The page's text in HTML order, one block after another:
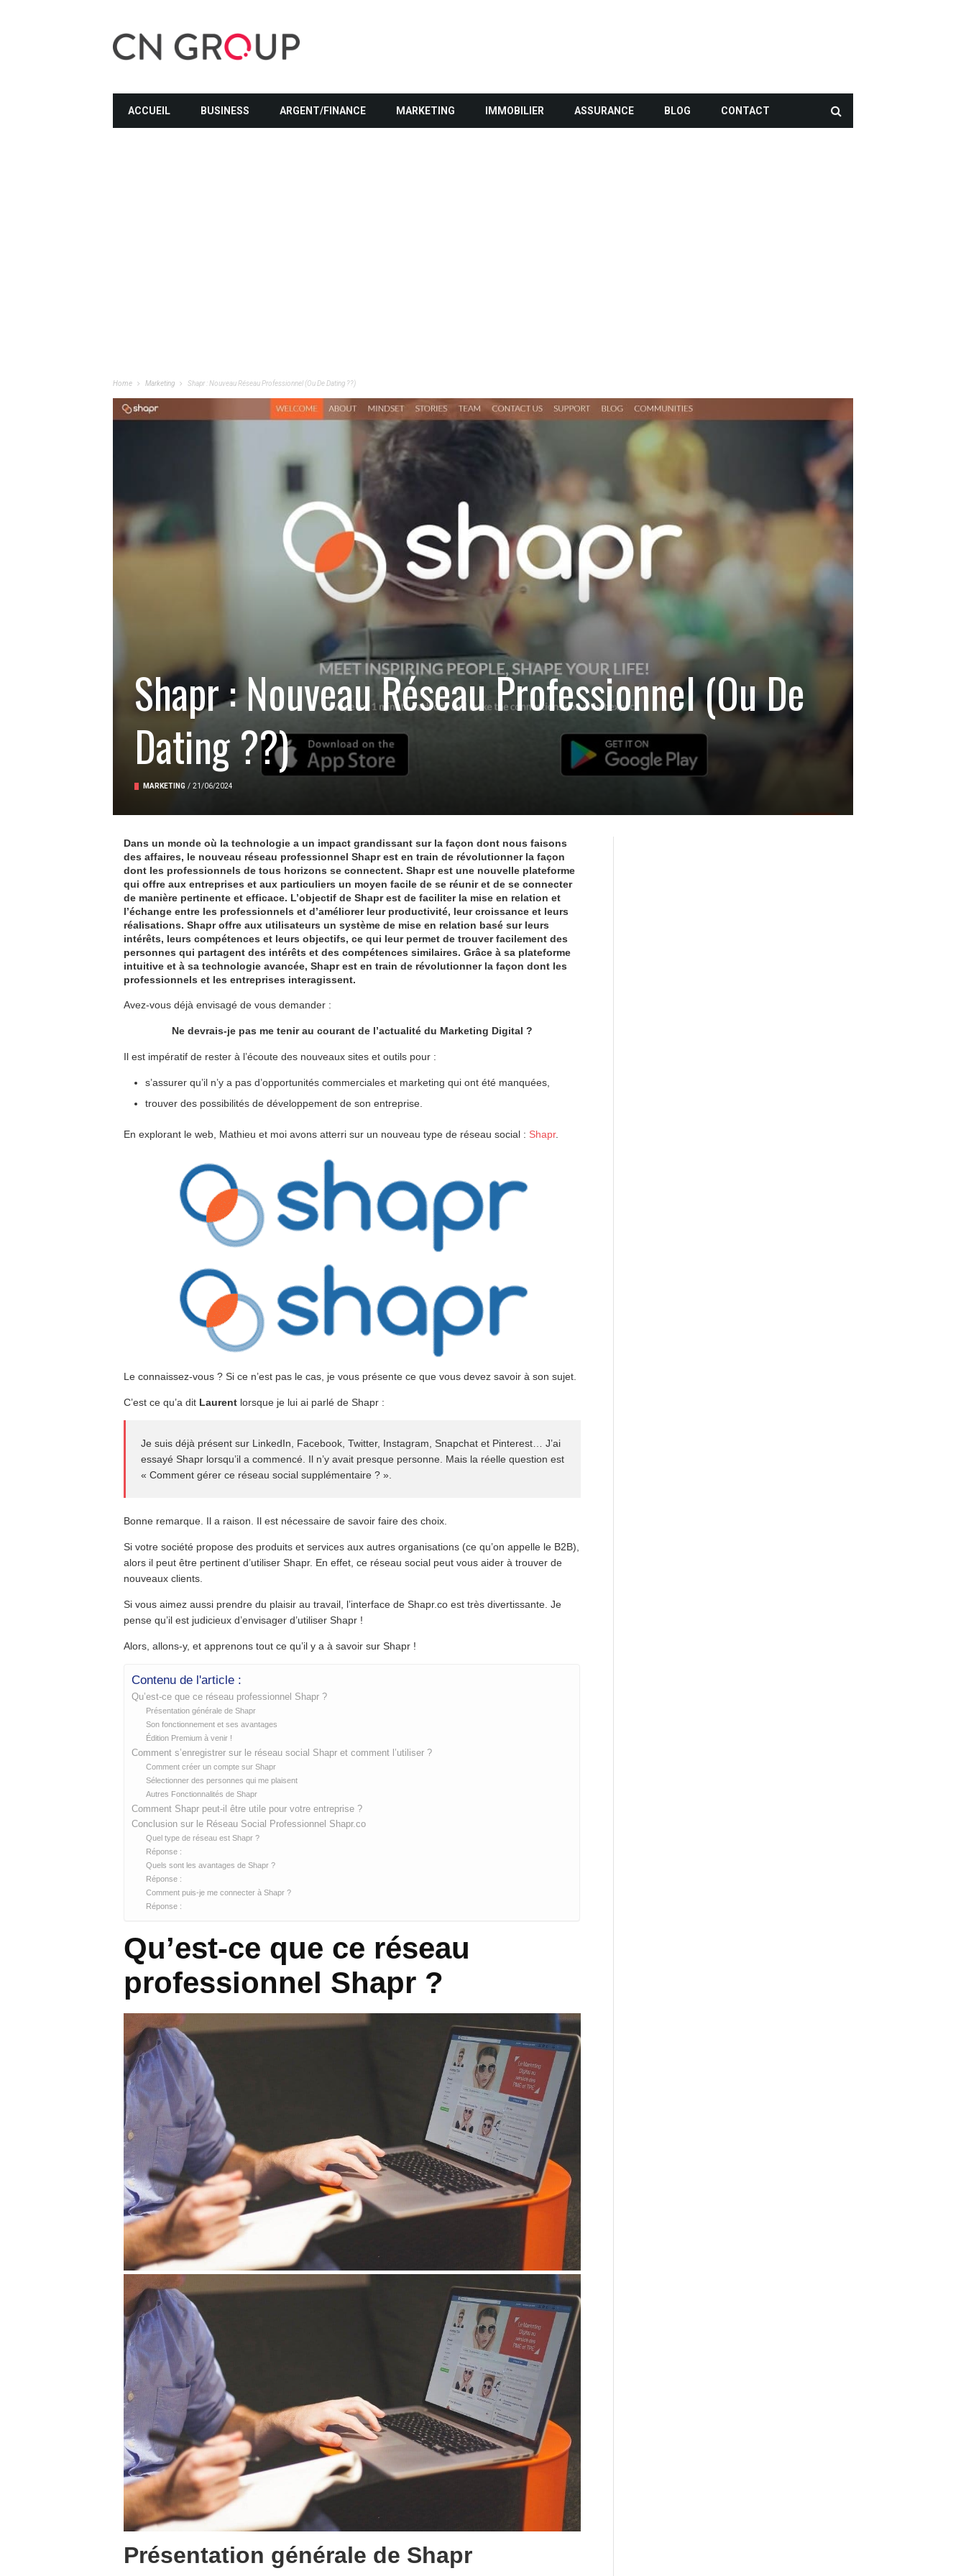
ACCUEIL BUSINESS ARGENT/FINANCE MARKETING IMMOBILIER ASSURANCE BLOG CONTACT
Home Marketing Shapr : Nouveau Réseau Professionnel (ou De Dating ??)
Shapr : Nouveau Réseau Professionnel (ou De
Dating ??)
MARKETING / 21/06/2024
Dans un monde où la technologie a un impact grandissant sur la façon dont nous faisons
des affaires, le nouveau réseau professionnel Shapr est en train de révolutionner la façon
dont les professionnels de tous horizons se connectent. Shapr est une nouvelle plateforme
qui offre aux entreprises et aux particuliers un moyen facile de se réunir et de se connecter
de manière pertinente et efficace. L’objectif de Shapr est de faciliter la mise en relation et
l’échange entre les professionnels et d’améliorer leur productivité, leur croissance et leurs
réalisations. Shapr offre aux utilisateurs un système de mise en relation basé sur leurs
intérêts, leurs compétences et leurs objectifs, ce qui leur permet de trouver facilement des
personnes qui partagent des intérêts et des compétences similaires. Grâce à sa plateforme
intuitive et à sa technologie avancée, Shapr est en train de révolutionner la façon dont les
professionnels et les entreprises interagissent.
Avez-vous déjà envisagé de vous demander :
Ne devrais-je pas me tenir au courant de l’actualité du Marketing Digital ?
Il est impératif de rester à l’écoute des nouveaux sites et outils pour :
s’assurer qu’il n’y a pas d’opportunités commerciales et marketing qui ont été manquées,
trouver des possibilités de développement de son entreprise.
En explorant le web, Mathieu et moi avons atterri sur un nouveau type de réseau social : Shapr.
Le connaissez-vous ? Si ce n’est pas le cas, je vous présente ce que vous devez savoir à son sujet.
C’est ce qu’a dit Laurent lorsque je lui ai parlé de Shapr :
Je suis déjà présent sur LinkedIn, Facebook, Twitter, Instagram, Snapchat et Pinterest… J’ai
essayé Shapr lorsqu’il a commencé. Il n’y avait presque personne. Mais la réelle question est
« Comment gérer ce réseau social supplémentaire ? ».
Bonne remarque. Il a raison. Il est nécessaire de savoir faire des choix.
Si votre société propose des produits et services aux autres organisations (ce qu’on appelle le B2B),
alors il peut être pertinent d’utiliser Shapr. En effet, ce réseau social peut vous aider à trouver de
nouveaux clients.
Si vous aimez aussi prendre du plaisir au travail, l’interface de Shapr.co est très divertissante. Je
pense qu’il est judicieux d’envisager d’utiliser Shapr !
Alors, allons-y, et apprenons tout ce qu’il y a à savoir sur Shapr !
Contenu de l'article :
Qu’est-ce que ce réseau professionnel Shapr ?
Présentation générale de Shapr
Son fonctionnement et ses avantages
Édition Premium à venir !
Comment s’enregistrer sur le réseau social Shapr et comment l’utiliser ?
Comment créer un compte sur Shapr
Sélectionner des personnes qui me plaisent
Autres Fonctionnalités de Shapr
Comment Shapr peut-il être utile pour votre entreprise ?
Conclusion sur le Réseau Social Professionnel Shapr.co
Quel type de réseau est Shapr ?
Réponse :
Quels sont les avantages de Shapr ?
Réponse :
Comment puis-je me connecter à Shapr ?
Réponse :
Qu’est-ce que ce réseau
professionnel Shapr ?
Présentation générale de Shapr